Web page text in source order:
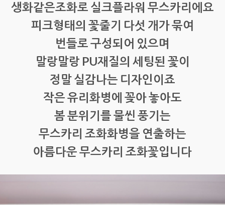
생화같은조화로 실크플라워 무스카리에요
피크형태의 꽃줄기 다섯 개가 묶여
번들로 구성되어 있으며
말랑말랑 PU재질의 세팅된 꽃이
정말 실감나는 디자인이죠
작은 유리화병에 꽂아 놓아도
봄 분위기를 물씬 풍기는
무스카리 조화화병을 연출하는
아름다운 무스카리 조화꽃입니다